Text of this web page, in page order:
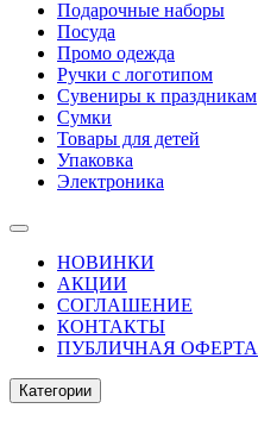
Подарочные наборы
Посуда
Промо одежда
Ручки с логотипом
Сувениры к праздникам
Сумки
Товары для детей
Упаковка
Электроника
НОВИНКИ
АКЦИИ
СОГЛАШЕНИЕ
КОНТАКТЫ
ПУБЛИЧНАЯ ОФЕРТА
Категории